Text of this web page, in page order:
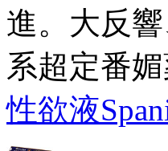
進。大反
系超定番
性欲液